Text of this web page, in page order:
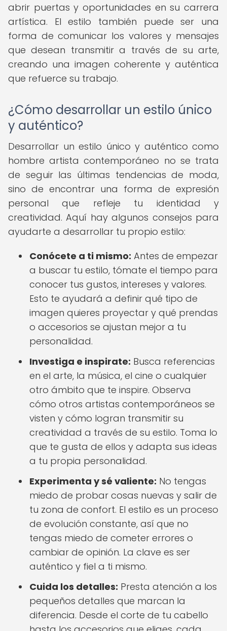
abrir puertas y oportunidades en su carrera
artística. El estilo también puede ser una
forma de comunicar los valores y mensajes
que desean transmitir a través de su arte,
creando una imagen coherente y auténtica
que refuerce su trabajo.
¿Cómo desarrollar un estilo único
y auténtico?
Desarrollar un estilo único y auténtico como
hombre artista contemporáneo no se trata
de seguir las últimas tendencias de moda,
sino de encontrar una forma de expresión
personal que refleje tu identidad y
creatividad. Aquí hay algunos consejos para
ayudarte a desarrollar tu propio estilo:
Conócete a ti mismo: Antes de empezar
a buscar tu estilo, tómate el tiempo para
conocer tus gustos, intereses y valores.
Esto te ayudará a definir qué tipo de
imagen quieres proyectar y qué prendas
o accesorios se ajustan mejor a tu
personalidad.
Investiga e inspirate: Busca referencias
en el arte, la música, el cine o cualquier
otro ámbito que te inspire. Observa
cómo otros artistas contemporáneos se
visten y cómo logran transmitir su
creatividad a través de su estilo. Toma lo
que te gusta de ellos y adapta sus ideas
a tu propia personalidad.
Experimenta y sé valiente: No tengas
miedo de probar cosas nuevas y salir de
tu zona de confort. El estilo es un proceso
de evolución constante, así que no
tengas miedo de cometer errores o
cambiar de opinión. La clave es ser
auténtico y fiel a ti mismo.
Cuida los detalles: Presta atención a los
pequeños detalles que marcan la
diferencia. Desde el corte de tu cabello